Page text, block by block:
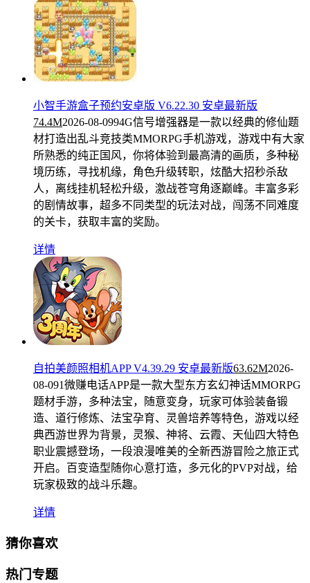
小智手游盒子预约安卓版 V6.22.30 安卓最新版
74.4M2026-08-0994G信号增强器是一款以经典的修仙题
材打造出乱斗竞技类MMORPG手机游戏，游戏中有大家
所熟悉的纯正国风，你将体验到最高清的画质，多种秘
境历练，寻找机缘，角色升级转职，炫酷大招秒杀敌
人，离线挂机轻松升级，激战苍穹角逐巅峰。丰富多彩
的剧情故事，超多不同类型的玩法对战，闯荡不同难度
的关卡，获取丰富的奖励。
详情
自拍美颜照相机APP V4.39.29 安卓最新版63.62M2026-
08-091微赚电话APP是一款大型东方玄幻神话MMORPG
题材手游，多种法宝，随意变身，玩家可体验装备锻
造、道行修炼、法宝孕育、灵兽培养等特色，游戏以经
典西游世界为背景，灵猴、神将、云霞、天仙四大特色
职业震撼登场，一段浪漫唯美的全新西游冒险之旅正式
开启。百变造型随你心意打造，多元化的PVP对战，给
玩家极致的战斗乐趣。
详情
猜你喜欢
热门专题